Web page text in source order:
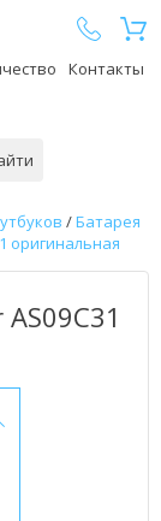
Контакты
/Батарея
оригинальная